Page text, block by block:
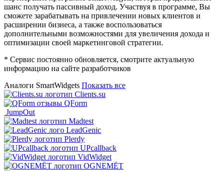
шанс получать пассивный доход. Участвуя в программе, Вы
сможете зарабатывать на привлечении новых клиентов и
расширении бизнеса, а также воспользоваться
дополнительными возможностями для увеличения дохода и
оптимизации своей маркетинговой стратегии.
* Сервис постоянно обновляется, смотрите актуальную
информацию на сайте разработчиков
Аналоги SmartWidgets Показать все
Clients.su
QForm
JumpOut
Madtest
LeadGenic
Plerdy
UPcallback
VidWidget
OGNEMЁТ